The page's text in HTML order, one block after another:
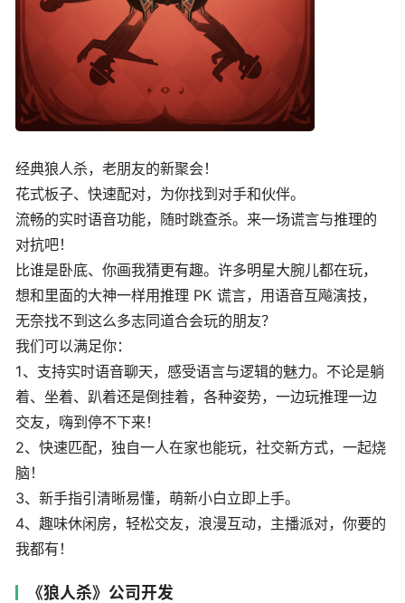
经典狼人杀，老朋友的新聚会！
花式板子、快速配对，为你找到对手和伙伴。
流畅的实时语音功能，随时跳查杀。来一场谎言与推理的
对抗吧！
比谁是卧底、你画我猜更有趣。许多明星大腕儿都在玩，
想和里面的大神一样用推理 PK 谎言，用语音互飚演技，
无奈找不到这么多志同道合会玩的朋友？
我们可以满足你：
1、支持实时语音聊天，感受语言与逻辑的魅力。不论是躺
着、坐着、趴着还是倒挂着，各种姿势，一边玩推理一边
交友，嗨到停不下来！
2、快速匹配，独自一人在家也能玩，社交新方式，一起烧
脑！
3、新手指引清晰易懂，萌新小白立即上手。
4、趣味休闲房，轻松交友，浪漫互动，主播派对，你要的
我都有！
《狼人杀》公司开发